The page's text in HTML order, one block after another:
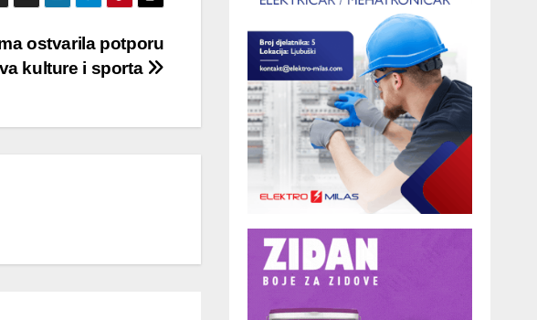
ostvarila potporu
kulture i sporta